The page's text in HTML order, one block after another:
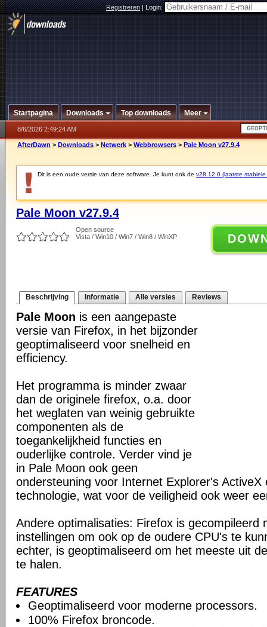
Registreren|Login:
Startpagina Downloads Top downloads Meer
8/6/2026 2:49:24 AM
AfterDawn > Downloads > Netwerk > Webbrowsers > Pale Moon v27.9.4
Dit is een oude versie van deze software. Je kunt ook de v28.12.0 (laatste stabiele
Pale Moon v27.9.4
Open source
Vista / Win10 / Win7 / Win8 / WinXP
Beschrijving Informatie Alle versies Reviews
Pale Moon is een aangepaste
versie van Firefox, in het bijzonder
geoptimaliseerd voor snelheid en
efficiency.
Het programma is minder zwaar
dan de originele firefox, o.a. door
het weglaten van weinig gebruikte
componenten als de
toegankelijkheid functies en
ouderlijke controle. Verder vind je
in Pale Moon ook geen
ondersteuning voor Internet Explorer's ActiveX
technologie, wat voor de veiligheid ook weer
Andere optimalisaties: Firefox is gecompileerd
instellingen om ook op de oudere CPU's te
echter, is geoptimaliseerd om het meeste uit
te halen.
FEATURES
Geoptimaliseerd voor moderne processors.
100% Firefox broncode.